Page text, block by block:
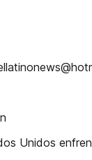
Unidos